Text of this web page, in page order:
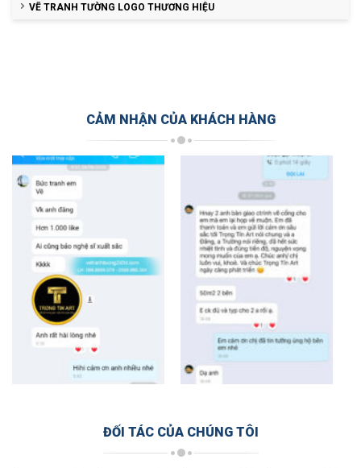
VẼ TRANH TƯỜNG LOGO THƯƠNG HIỆU
CẢM NHẬN CỦA KHÁCH HÀNG
ĐỐI TÁC CỦA CHÚNG TÔI